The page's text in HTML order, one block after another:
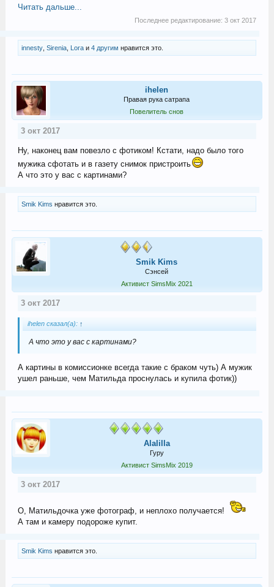
Читать дальше...
Последнее редактирование:3 окт 2017
innesty, Sirenia, Loraи 4 другим нравится это.
ihelen
Правая рука сатрапа
Повелитель снов
3 окт 2017
Ну, наконец вам повезло с фотиком! Кстати, надо было того
мужика сфотать и в газету снимок пристроить
А что это у вас с картинами?
Smik Kims нравится это.
Smik Kims
Сэнсей
Активист SimsMix 2021
3 окт 2017
ihelen сказал(а): ↑
А что это у вас с картинами?
А картины в комиссионке всегда такие с браком чуть) А мужик
ушел раньше, чем Матильда проснулась и купила фотик))
Alalilla
Гуру
Активист SimsMix 2019
3 окт 2017
О, Матильдочка уже фотограф, и неплохо получается!
А там и камеру подороже купит.
Smik Kims нравится это.